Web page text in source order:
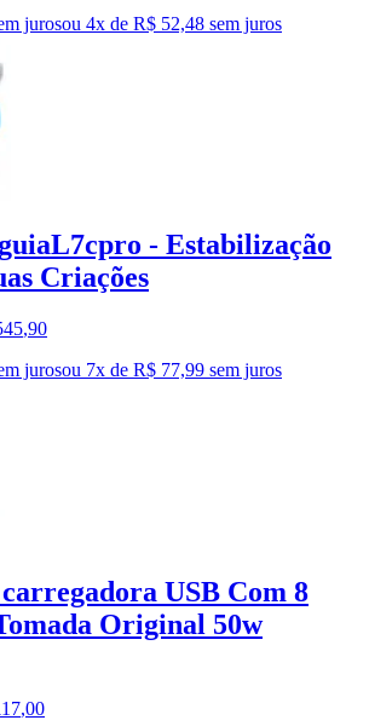
jurosou 4x de R$ 52,48 sem juros
- Estabilização
Criações
,90
jurosou 7x de R$ 77,99 sem juros
USB Com 8
Original 50w
,00